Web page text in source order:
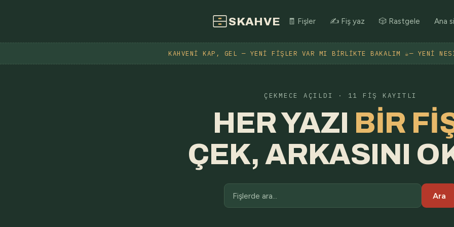
SKAHVE 🧾 Fişler ✍️ Fiş yaz 🎲 Rastgele Ana
KAHVENI KAP, GEL — YENI FIŞLER VAR MI BIRLIKTE BAKALIM ☕— YENI
ÇEKMECE AÇILDI · 11 FIŞ KAYITLI
HER YAZI BIR
ÇEK, ARKASINI
Ara